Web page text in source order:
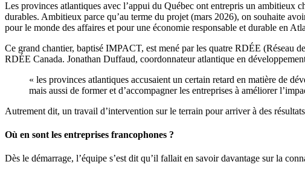
Les provinces atlantiques avec l’appui du Québec ont entrepris un ambitieux
durables. Ambitieux parce qu’au terme du projet (mars 2026), on souhaite
pour le monde des affaires et pour une économie responsable et durable en
Ce grand chantier, baptisé IMPACT, est mené par les quatre RDÉE (Réseau
RDÉE Canada. Jonathan Duffaud, coordonnateur atlantique en
« les provinces atlantiques accusaient un certain retard en matière de
mais aussi de former et d’accompagner les entreprises à améliorer
Autrement dit, un travail d’intervention sur le terrain pour arriver à des
Où en sont les entreprises francophones ?
Dès le démarrage, l’équipe s’est dit qu’il fallait en savoir davantage sur la